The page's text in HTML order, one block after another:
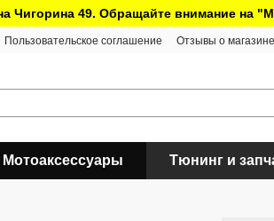
Чигорина 49. Обращайте внимание на
Пользовательское соглашение Отзывы о магазине
Мотоаксессуары Тюнинг и